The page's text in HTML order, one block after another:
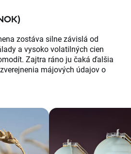
zostáva silne závislá od
a vysoko volatilných cien
Zajtra ráno ju čaká ďalšia
májových údajov o